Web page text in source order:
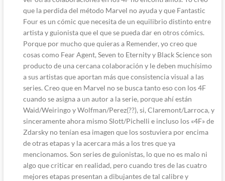
que la perdida del método Marvel no ayuda y que Fantastic
Four es un cómic que necesita de un equilibrio distinto entre
artista y guionista que el que se pueda dar en otros cómics.
Porque por mucho que quieras a Remender, yo creo que
cosas como Fear Agent, Seven to Eternity y Black Science son
producto de una cercana colaboración y le deben muchísimo
a sus artistas que aportan más que consistencia visual a las
series. Creo que en Marvel no se busca tanto eso con los 4F
cuando se asigna a un autor a la serie, porque ahí están
Waid/Weiringo y Wolfman/Perez(??), si, Claremont/Larroca, y
sinceramente ahora mismo Slott/Pichelli e incluso los «4F» de
Zdarsky no tenían esa imagen que los sostuviera por encima
de otras etapas y la acercara más a los tres que ya
mencionamos. Son series de guionistas, lo que no es malo ni
algo que criticar en realidad, pero cuando tres de las cuatro
mejores etapas presentan a dibujantes de tal calibre y